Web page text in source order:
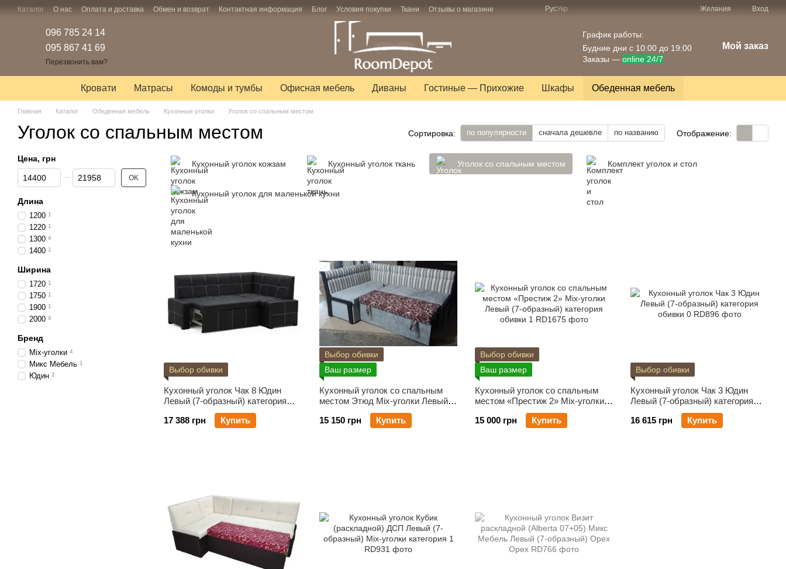
Перейти к основному контенту
Каталог О нас Оплата и доставка Обмен и возврат Контактная информация Блог Условия покупки Ткани Отзывы о магазине РусУкр Желания Вход
096 785 24 14
095 867 41 69
Перезвонить вам?
График работы:
Будние дни с 10:00 до 19:00
Заказы — online 24/7
Мой заказ
Кровати Матрасы Комоды и тумбы Офисная мебель Диваны Гостиные — Прихожие Шкафы Обеденная мебель
Главная Каталог Обеденная мебель Кухонные уголки Уголок со спальным местом
Уголок со спальным местом Сортировка: по популярности сначала дешевле по названию Отображение:
Кухонный уголок кожзам Кухонный уголок ткань Уголок со спальным местом Комплект уголок и стол
Кухонный уголок для маленькой кухни
Выбор обивки
Кухонный уголок Чак 8 Юдин
Левый (7-образный) категория
17 388 грн
Купить
Выбор обивки
Ваш размер
Кухонный уголок со спальным
местом Этюд Mix-уголки Левый
(7-образный) категория обивки 1
15 150 грн
Купить
Выбор обивки
Ваш размер
Кухонный уголок со спальным
местом «Престиж 2» Mix-уголки
Левый (7-образный) категория
обивки 1
15 000 грн Купить
Выбор обивки
Кухонный уголок Чак 3 Юдин
Левый (7-образный) категория
16 615 грн
Купить
Цена, грн
От Цена, грн
До Цена, грн OK
Длина
1200 1
1220 1
1300 4
1400 1
Ширина
1720 1
1750 1
1900 1
2000 4
Бренд
Mix-уголки 4
Микс Мебель 1
Юдин 2